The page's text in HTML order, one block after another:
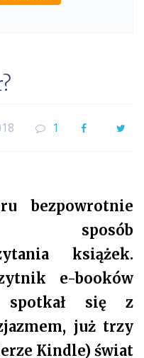
1 Facebook
bezpowrotnie
sposób
książek.
e-booków
spotkał się z
już trzy
Kindle) świat